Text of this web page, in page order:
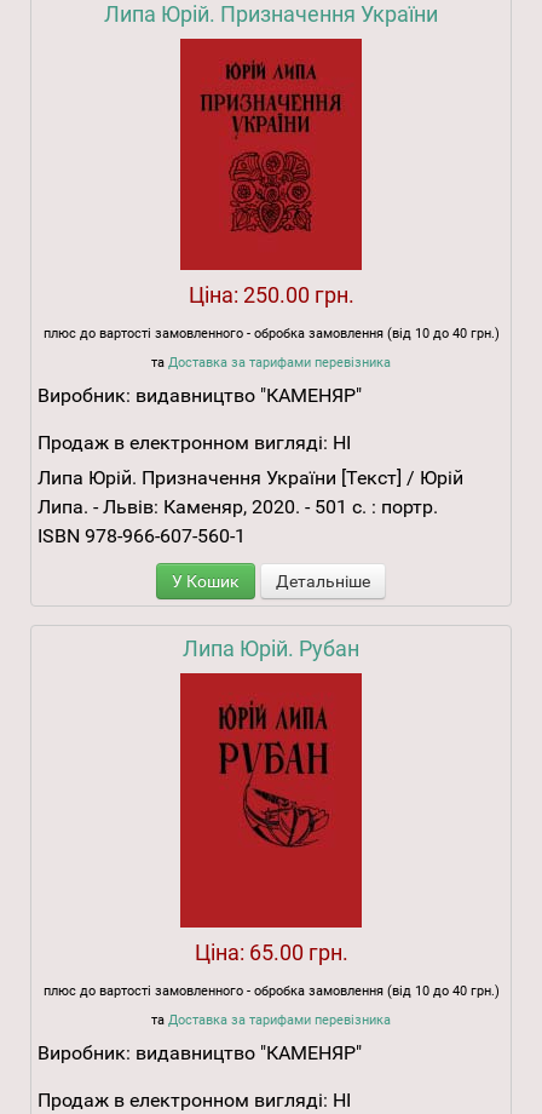
Липа Юрій. Призначення України
Ціна: 250.00 грн.
плюс до вартості замовленного - обробка замовлення (від 10 до 40 грн.)
та Доставка за тарифами перевізника
Виробник: видавництво "КАМЕНЯР"
Продаж в електронном вигляді: НІ
Липа Юрій. Призначення України [Текст] / Юрій
Липа. - Львів: Каменяр, 2020. - 501 с. : портр.
ISBN 978-966-607-560-1
У Кошик Детальніше
Липа Юрій. Рубан
Ціна: 65.00 грн.
плюс до вартості замовленного - обробка замовлення (від 10 до 40 грн.)
та Доставка за тарифами перевізника
Виробник: видавництво "КАМЕНЯР"
Продаж в електронном вигляді: НІ